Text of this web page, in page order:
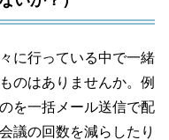
に行っている中で一緒
のはありませんか。例
を一括メール送信で配
議の回数を減らしたり